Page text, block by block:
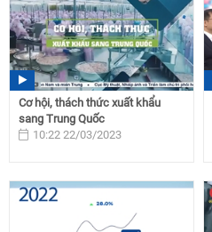
Cơ hội, thách thức xuất khẩu
sang Trung Quốc
10:22 22/03/2023